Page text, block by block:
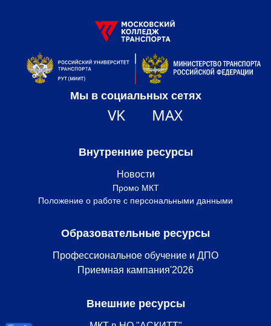
Мы в социальных сетях
VK MAX
Внутренние ресурсы
Новости
Промо МКТ
Положение о работе с персональными данными
Образовательные ресурсы
Профессиональное обучение и ДПО
Приемная кампания'2026
Внешние ресурсы